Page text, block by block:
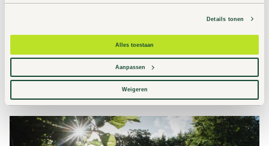
Details tonen
Alles toestaan
Aanpassen
Weigeren
Genieten in en van de natuur
Naar Lies